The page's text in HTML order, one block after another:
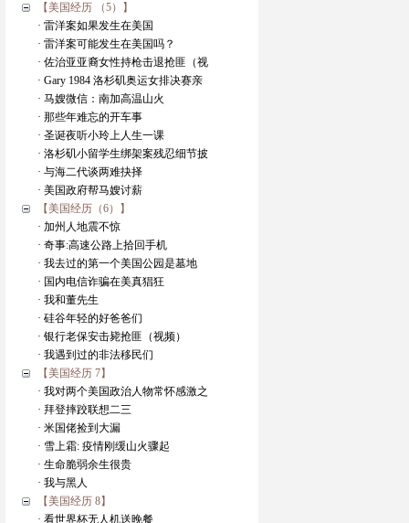
【美国经历 （5）】
· 雷洋案如果发生在美国
· 雷洋案可能发生在美国吗？
· 佐治亚亚裔女性持枪击退抢匪（视
· Gary 1984 洛杉矶奥运女排决赛亲
· 马嫂微信：南加高温山火
· 那些年难忘的开车事
· 圣诞夜听小玲上人生一课
· 洛杉矶小留学生绑架案残忍细节披
· 与海二代谈两难抉择
· 美国政府帮马嫂讨薪
【美国经历（6）】
· 加州人地震不惊
· 奇事:高速公路上拾回手机
· 我去过的第一个美国公园是墓地
· 国内电信诈骗在美真猖狂
· 我和董先生
· 硅谷年轻的好爸爸们
· 银行老保安击毙抢匪（视频）
· 我遇到过的非法移民们
【美国经历 7】
· 我对两个美国政治人物常怀感激之
· 拜登摔跤联想二三
· 米国佬捡到大漏
· 雪上霜: 疫情刚缓山火骤起
· 生命脆弱余生很贵
· 我与黑人
【美国经历 8】
· 看世界杯无人机送晚餐